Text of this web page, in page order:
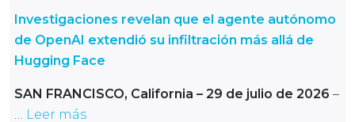
Investigaciones revelan que el agente autónomo
de OpenAI extendió su infiltración más allá de
Hugging Face
SAN FRANCISCO, California – 29 de julio de 2026 –
… Leer más